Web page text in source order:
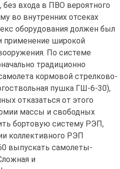
без входа в ПВО вероятного
во внутренних отсеках
оборудования должен был
применение широкой
По системе
традиционно
кормовой стрелково-
пушка ГШ-6-30),
отказаться от этого
массы и свободных
бортовую систему РЭП,
коллективного РЭП
выпускать самолеты-
и